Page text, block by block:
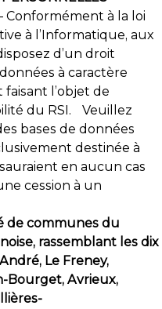
à la loi
à l’Informatique, aux
d’un droit
à caractère
l’objet de
du RSI. Veuillez
bases de données
destinée à
sauraient en aucun cas
cession à un
de communes du
rassemblant les dix
Le Freney,
Bourget, Avrieux,